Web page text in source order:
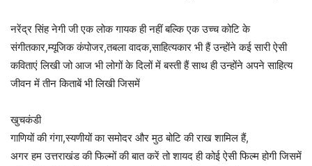
नरेंद्र सिंह नेगी जी एक लोक गायक ही नहीं बल्कि एक उच्च कोटि के
संगीतकार,म्यूजिक कंपोजर,तबला वादक,साहित्यकार भी हैं उन्होंने कई सारी ऐसी
कविताएं लिखी जो आज भी लोगों के दिलों में बस्ती हैं साथ ही उन्होंने अपने साहित्य
जीवन में तीन किताबें भी लिखी जिसमें
खुचकंडी
गाणियों की गंगा,स्यणीयों का समोदर और मुठ बोटि की राख शामिल हैं,
अगर हम उत्तराखंड की फिल्मों की बात करें तो शायद ही कोई ऐसी फिल्म होगी जिसमें